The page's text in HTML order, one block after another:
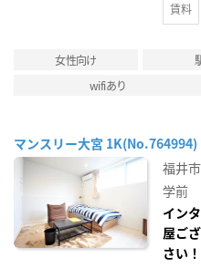
賃料
女性向け
wifiあり
マンスリー大宮 1K(No.764994)
福井市
学前
イン
屋ご
さい！